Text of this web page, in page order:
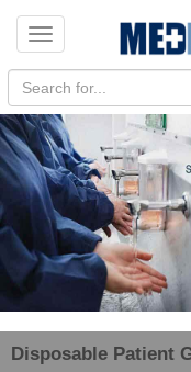
Toggle
navigation
Disposable Patient